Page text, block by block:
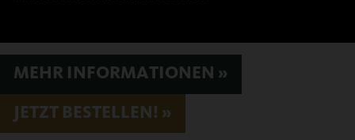
MEHR INFORMATIONEN »
JETZT BESTELLEN! »